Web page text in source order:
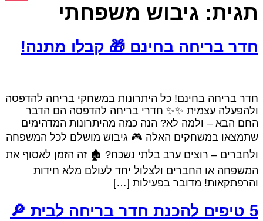
תגית: גיבוש משפחתי
חדר בריחה בחינם 🎁 קבלו מתנה!
חדר בריחה בחינם! כל היתרונות במשחקי בריחה להדפסה
ולהפעלה עצמית ✨✨ חדרי בריחה להדפסה הם הדבר
החם הבא – ולמה לא? הנה כמה מהיתרונות המדהימים
שתמצאו במשחקים האלה 🎮 גיבוש מושלם לכל המשפחה
ולחברים – רוצים ערב בלתי נשכח? ‍🏚️ זה הזמן לאסוף את
המשפחה או החברים ולצלול יחד לעולם מלא חידות
והרפתקאות! מדובר בפעילות […]
5 טיפים להכנת חדר בריחה לבית 🔎